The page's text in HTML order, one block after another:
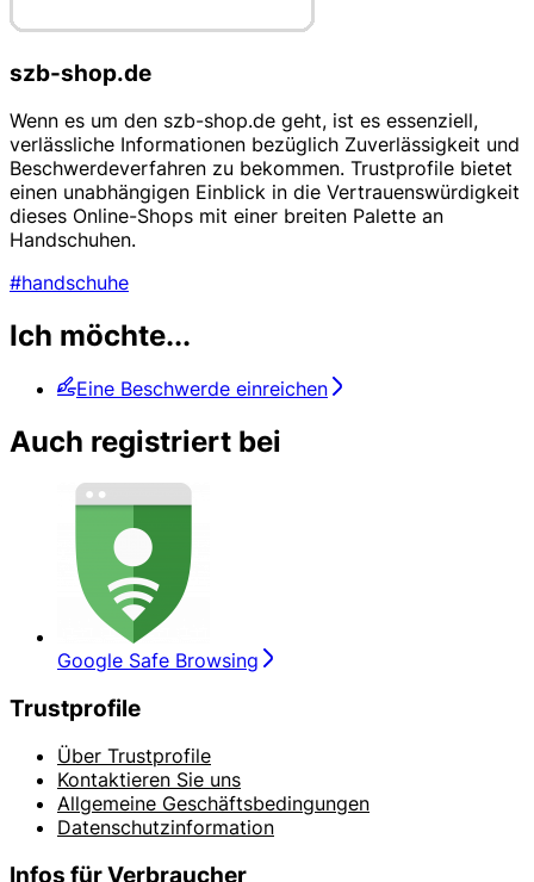
szb-shop.de
Wenn es um den szb-shop.de geht, ist es essenziell,
verlässliche Informationen bezüglich Zuverlässigkeit und
Beschwerdeverfahren zu bekommen. Trustprofile bietet
einen unabhängigen Einblick in die Vertrauenswürdigkeit
dieses Online-Shops mit einer breiten Palette an
Handschuhen.
#handschuhe
Ich möchte...
Eine Beschwerde einreichen
Auch registriert bei
Google Safe Browsing
Trustprofile
Über Trustprofile
Kontaktieren Sie uns
Allgemeine Geschäftsbedingungen
Datenschutzinformation
Infos für Verbraucher